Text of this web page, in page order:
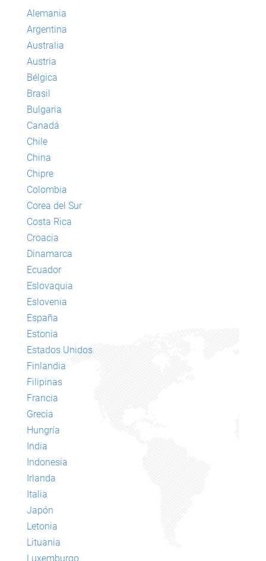
Alemania
Argentina
Australia
Austria
Bélgica
Brasil
Bulgaria
Canadá
Chile
China
Chipre
Colombia
Corea del Sur
Costa Rica
Croacia
Dinamarca
Ecuador
Eslovaquia
Eslovenia
España
Estonia
Estados Unidos
Finlandia
Filipinas
Francia
Grecia
Hungría
India
Indonesia
Irlanda
Italia
Japón
Letonia
Lituania
Luxemburgo